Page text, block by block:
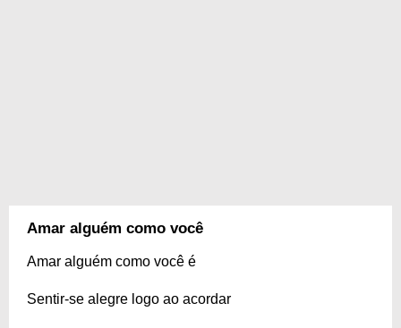
Amar alguém como você
Amar alguém como você é
Sentir-se alegre logo ao acordar